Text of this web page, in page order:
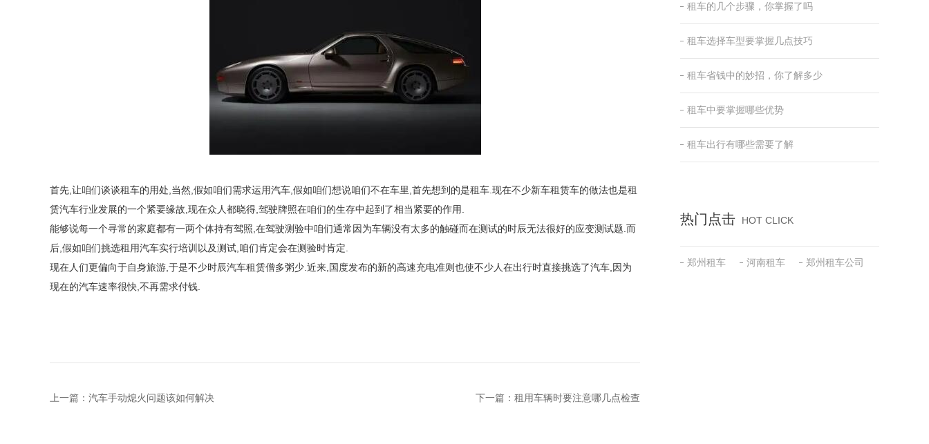
首先,让咱们谈谈租车的用处,当然,假如咱们需求运用汽车,假如咱们想说咱们不在车里,首先想到的是租车.现在不少新车租赁车的做法也是租
赁汽车行业发展的一个紧要缘故,现在众人都晓得,驾驶牌照在咱们的生存中起到了相当紧要的作用.
能够说每一个寻常的家庭都有一两个体持有驾照,在驾驶测验中咱们通常因为车辆没有太多的触碰而在测试的时辰无法很好的应变测试题.而
后,假如咱们挑选租用汽车实行培训以及测试,咱们肯定会在测验时肯定.
现在人们更偏向于自身旅游,于是不少时辰汽车租赁僧多粥少.近来,国度发布的新的高速充电准则也使不少人在出行时直接挑选了汽车,因为
现在的汽车速率很快,不再需求付钱.
上一篇： 汽车手动熄火问题该如何解决 下一篇： 租用车辆时要注意哪几点检查
租车的几个步骤，你掌握了吗
租车选择车型要掌握几点技巧
租车省钱中的妙招，你了解多少
租车中要掌握哪些优势
租车出行有哪些需要了解
热门点击 HOT CLICK
郑州租车 河南租车 郑州租车公司